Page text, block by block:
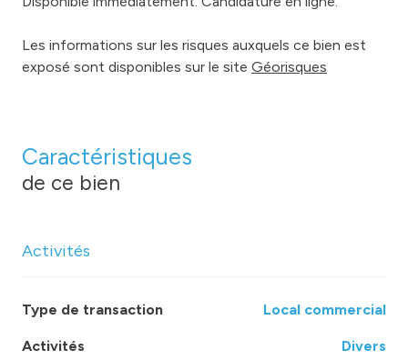
Les informations sur les risques auxquels ce bien est
exposé sont disponibles sur le site Géorisques
Caractéristiques
de ce bien
Activités
Type de transaction Local commercial
Activités Divers